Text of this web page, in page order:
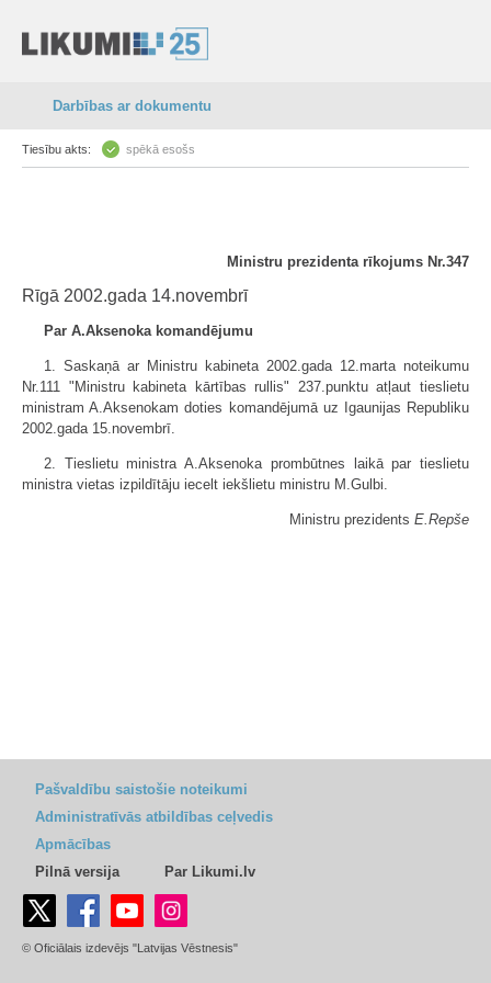
Darbības ar dokumentu
Tiesību akts: spēkā esošs
Ministru prezidenta rīkojums Nr.347
Rīgā 2002.gada 14.novembrī
Par A.Aksenoka komandējumu
1. Saskaņā ar Ministru kabineta 2002.gada 12.marta noteikumu
Nr.111 "Ministru kabineta kārtības rullis" 237.punktu atļaut tieslietu
ministram A.Aksenokam doties komandējumā uz Igaunijas Republiku
2002.gada 15.novembrī.
2. Tieslietu ministra A.Aksenoka prombūtnes laikā par tieslietu
ministra vietas izpildītāju iecelt iekšlietu ministru M.Gulbi.
Ministru prezidents E.Repše
Pašvaldību saistošie noteikumi
Administratīvās atbildības ceļvedis
Apmācības
Pilnā versija
Par Likumi.lv
© Oficiālais izdevējs "Latvijas Vēstnesis"